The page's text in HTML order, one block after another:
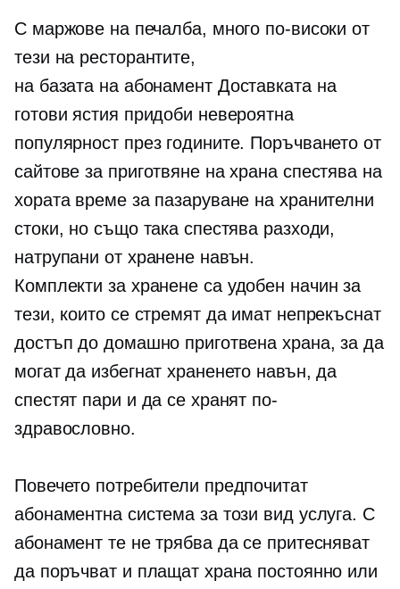
С маржове на печалба, много по-високи от
тези на ресторантите,
на базата на абонаментДоставката на
готови ястия придоби невероятна
популярност през годините. Поръчването от
сайтове за приготвяне на храна спестява на
хората време за пазаруване на хранителни
стоки, но също така спестява разходи,
натрупани от хранене навън.
Комплекти за хранене са удобен начин за
тези, които се стремят да имат непрекъснат
достъп до домашно приготвена храна, за да
могат да избегнат храненето навън, да
спестят пари и да се хранят по-
здравословно.
Повечето потребители предпочитат
абонаментна система за този вид услуга. С
абонамент те не трябва да се притесняват
да поръчват и плащат храна постоянно или